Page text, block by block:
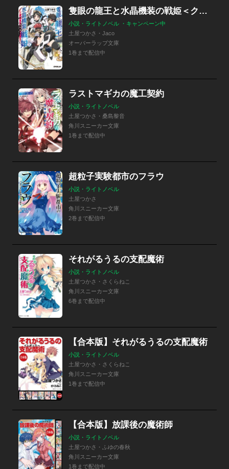
隻眼の龍王と水晶機装の戦姫＜クリスタワルキューレ＞
小説・ライトノベル ・キャンペーン中
土屋つかさ・Jaco
オーバーラップ文庫
1巻まで配信中
ラストマギカの魔工契約
小説・ライトノベル
土屋つかさ・桑島黎音
角川スニーカー文庫
1巻まで配信中
超粒子実験都市のフラウ
小説・ライトノベル
土屋つかさ
角川スニーカー文庫
2巻まで配信中
それがるうるの支配魔術
小説・ライトノベル
土屋つかさ・さくらねこ
角川スニーカー文庫
6巻まで配信中
【合本版】それがるうるの支配魔術
小説・ライトノベル
土屋つかさ・さくらねこ
角川スニーカー文庫
1巻まで配信中
【合本版】放課後の魔術師
小説・ライトノベル
土屋つかさ・ふゆの春秋
角川スニーカー文庫
1巻まで配信中